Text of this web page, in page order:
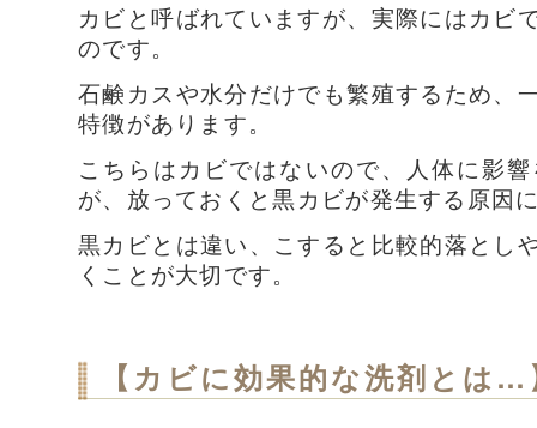
カビと呼ばれていますが、実際にはカビ
のです。
石鹸カスや水分だけでも繁殖するため、
特徴があります。
こちらはカビではないので、人体に影
が、放っておくと黒カビが発生する原因
黒カビとは違い、こすると比較的落とし
くことが大切です。
【カビに効果的な洗剤とは…